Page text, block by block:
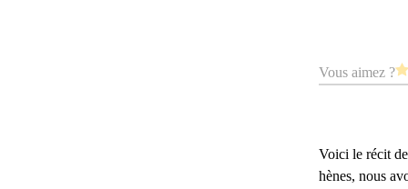
Vous aimez ?
Voici le récit
hènes, nous